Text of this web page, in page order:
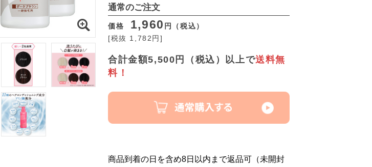
通常のご注文
価格 1,960 円（税込）
[税抜 1,782円]
合計金額5,500円（税込）以上で送料無
料！
商品到着の日を含め8日以内まで返品可（未開封